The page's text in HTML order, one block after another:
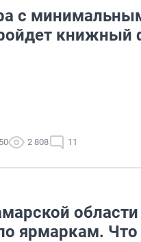
с
книжный
2 808 11
ярмаркам. Что